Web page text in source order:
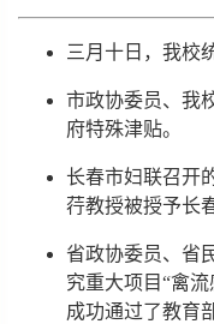
三月十日，我校
市政协委员、我
府特殊津贴。
长春市妇联召开
荇教授被授予长
省政协委员、省
究重大项目“禽
成功通过了教育